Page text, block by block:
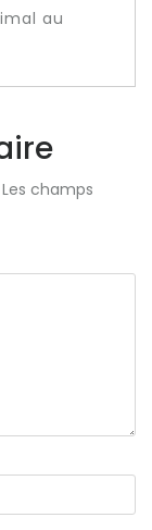
au
Les champs